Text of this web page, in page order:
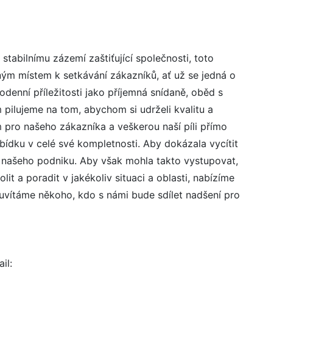
zázemí zaštiťující společnosti, toto
místem k setkávání zákazníků, ať už se jedná o
příležitosti jako příjemná snídaně, oběd s
na tom, abychom si udrželi kvalitu a
našeho zákazníka a veškerou naší píli přímo
v celé své kompletnosti. Aby dokázala vycítit
podniku. Aby však mohla takto vystupovat,
a poradit v jakékoliv situaci a oblasti, nabízíme
někoho, kdo s námi bude sdílet nadšení pro